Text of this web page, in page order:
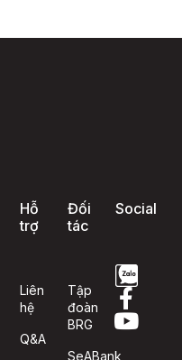
Hỗ
trợ
Liên
hệ
Q&A
Đối
tác
Tập
đoàn
BRG
SeABank
Social